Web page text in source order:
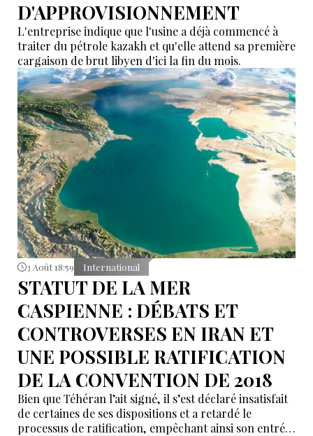
D'APPROVISIONNEMENT
L'entreprise indique que l'usine a déjà commencé à
traiter du pétrole kazakh et qu'elle attend sa première
cargaison de brut libyen d'ici la fin du mois.
3 Août 18:59 International
STATUT DE LA MER
CASPIENNE : DÉBATS ET
CONTROVERSES EN IRAN ET
UNE POSSIBLE RATIFICATION
DE LA CONVENTION DE 2018
Bien que Téhéran l’ait signé, il s’est déclaré insatisfait
de certaines de ses dispositions et a retardé le
processus de ratification, empêchant ainsi son entrée